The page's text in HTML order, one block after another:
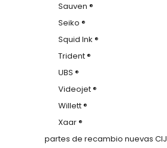
Sauven ®
Seiko ®
Squid Ink ®
Trident ®
UBS ®
Videojet ®
Willett ®
Xaar ®
partes de recambio nuevas CIJ